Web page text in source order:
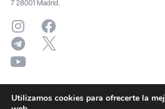
7 28001 Madrid.
Utilizamos cookies para ofrecerte la